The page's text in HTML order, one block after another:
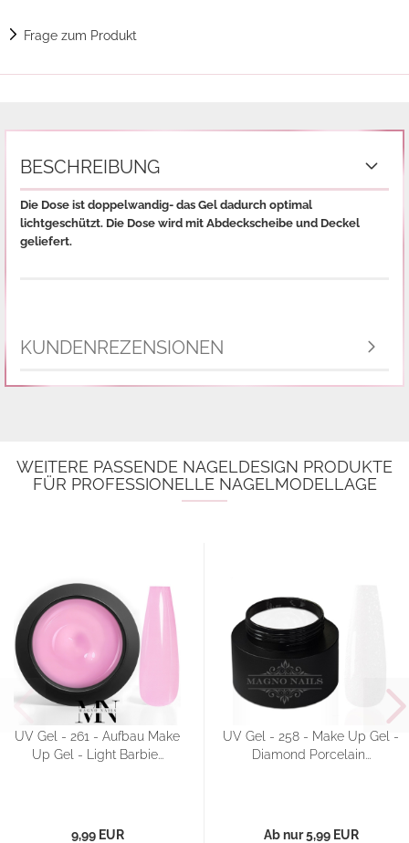
Frage zum Produkt
BESCHREIBUNG
Die Dose ist doppelwandig- das Gel dadurch optimal
lichtgeschützt. Die Dose wird mit Abdeckscheibe und Deckel
geliefert.
KUNDENREZENSIONEN
WEITERE PASSENDE NAGELDESIGN PRODUKTE
FÜR PROFESSIONELLE NAGELMODELLAGE
UV Gel - 261 - Aufbau Make
Up Gel - Light Barbie...
9,99 EUR
UV Gel - 258 - Make Up Gel -
Diamond Porcelain...
Ab nur 5,99 EUR